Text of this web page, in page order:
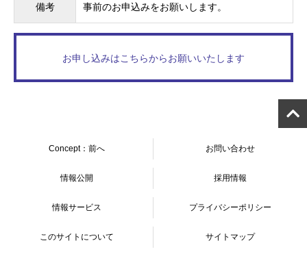
備考 事前のお申込みをお願いします。
お申し込みはこちらからお願いいたします
Concept：前へ お問い合わせ
情報公開 採用情報
情報サービス プライバシーポリシー
このサイトについて サイトマップ